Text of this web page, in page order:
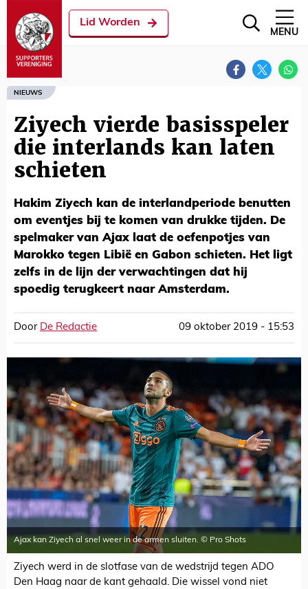
Lid Worden
MENU
NIEUWS
Ziyech vierde basisspeler
die interlands kan laten
schieten
Hakim Ziyech kan de interlandperiode benutten
om eventjes bij te komen van drukke tijden. De
spelmaker van Ajax laat de oefenpotjes van
Marokko tegen Libië en Gabon schieten. Het ligt
zelfs in de lijn der verwachtingen dat hij
spoedig terugkeert naar Amsterdam.
Door De Redactie 09 oktober 2019 - 15:53
Ajax kan Ziyech al snel weer in de armen sluiten. © Pro Shots
Ziyech werd in de slotfase van de wedstrijd tegen ADO
Den Haag naar de kant gehaald. Die wissel vond niet